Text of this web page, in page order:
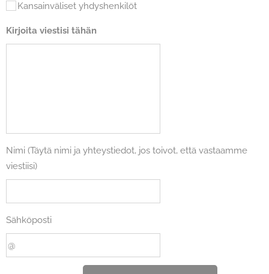
Kansainväliset yhdyshenkilöt
Kirjoita viestisi tähän
Nimi (Täytä nimi ja yhteystiedot, jos toivot, että vastaamme
viestiisi)
Sähköposti